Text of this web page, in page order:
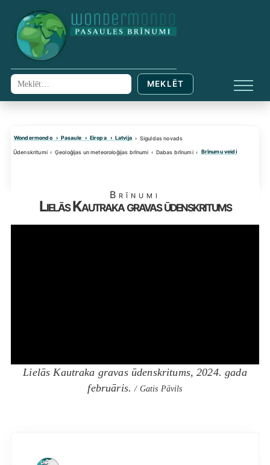
content
Meklēt: MEKLĒT
Wondermondo Pasaule Eiropa Latvija Siguldas novads
Ūdenskritumi Ģeoloģijas un meteoroloģijas brīnumi Dabas brīnumi Brīnumu veidi
Brīnumi
Lielās Kautraka gravas ūdenskritums
Lielās Kautraka gravas ūdenskritums, 2024. gada
februāris./ Gatis Pāvils